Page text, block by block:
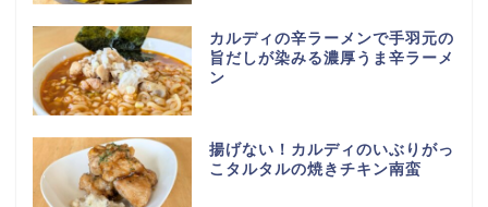
カルディの辛ラーメンで手羽元の
旨だしが染みる濃厚うま辛ラーメ
ン
揚げない！カルディのいぶりがっ
こタルタルの焼きチキン南蛮